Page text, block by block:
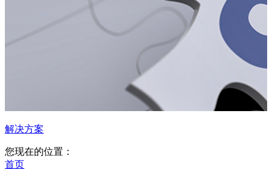
解决方案
您现在的位置：
首页